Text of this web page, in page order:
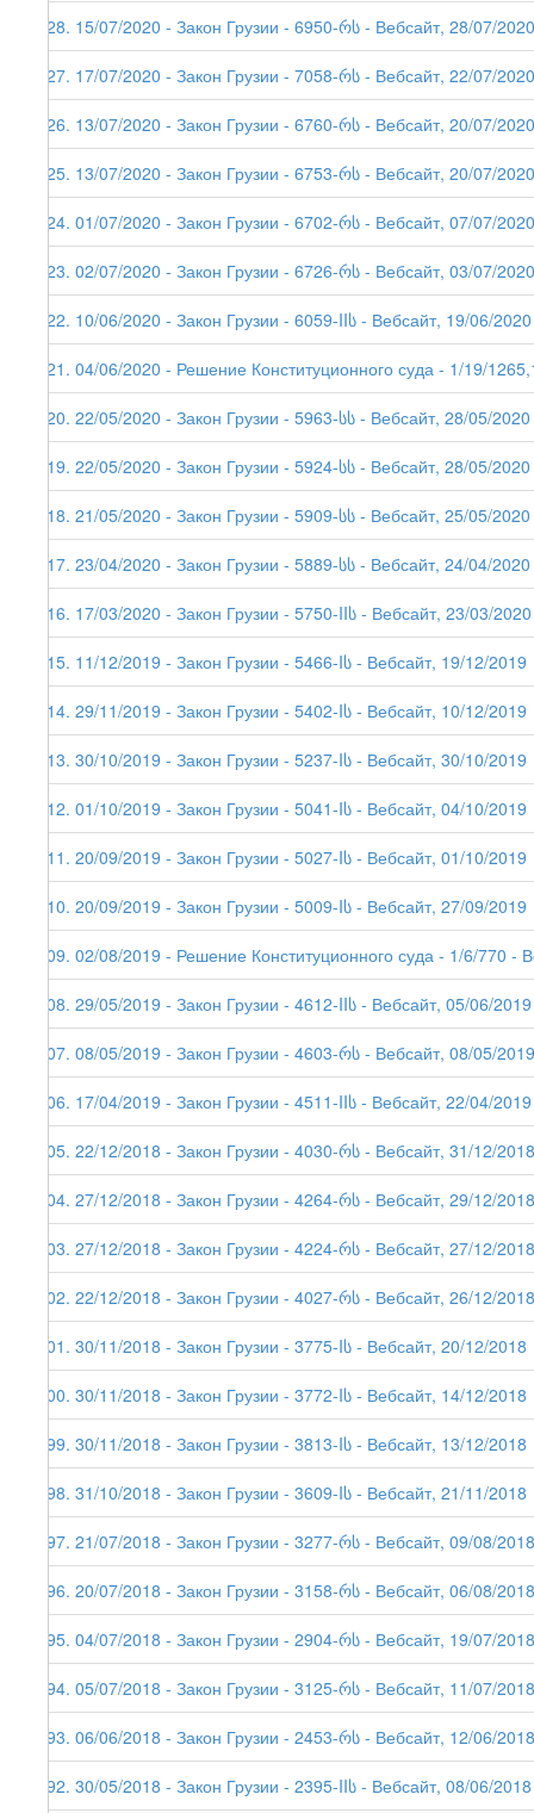
228. 15/07/2020 - Закон Грузии - 6950-რს - Вебсайт, 28/07/2020
227. 17/07/2020 - Закон Грузии - 7058-რს - Вебсайт, 22/07/2020
226. 13/07/2020 - Закон Грузии - 6760-რს - Вебсайт, 20/07/2020
225. 13/07/2020 - Закон Грузии - 6753-რს - Вебсайт, 20/07/2020
224. 01/07/2020 - Закон Грузии - 6702-რს - Вебсайт, 07/07/2020
223. 02/07/2020 - Закон Грузии - 6726-რს - Вебсайт, 03/07/2020
222. 10/06/2020 - Закон Грузии - 6059-IIს - Вебсайт, 19/06/2020
221. 04/06/2020 - Решение Конституционного суда - 1/19/
220. 22/05/2020 - Закон Грузии - 5963-სს - Вебсайт, 28/05/2020
219. 22/05/2020 - Закон Грузии - 5924-სს - Вебсайт, 28/05/2020
218. 21/05/2020 - Закон Грузии - 5909-სს - Вебсайт, 25/05/2020
217. 23/04/2020 - Закон Грузии - 5889-სს - Вебсайт, 24/04/2020
216. 17/03/2020 - Закон Грузии - 5750-IIს - Вебсайт, 23/03/2020
215. 11/12/2019 - Закон Грузии - 5466-Iს - Вебсайт, 19/12/2019
214. 29/11/2019 - Закон Грузии - 5402-Iს - Вебсайт, 10/12/2019
213. 30/10/2019 - Закон Грузии - 5237-Iს - Вебсайт, 30/10/2019
212. 01/10/2019 - Закон Грузии - 5041-Iს - Вебсайт, 04/10/2019
211. 20/09/2019 - Закон Грузии - 5027-Iს - Вебсайт, 01/10/2019
210. 20/09/2019 - Закон Грузии - 5009-Iს - Вебсайт, 27/09/2019
209. 02/08/2019 - Решение Конституционного суда - 1/6/770 -
208. 29/05/2019 - Закон Грузии - 4612-IIს - Вебсайт, 05/06/2019
207. 08/05/2019 - Закон Грузии - 4603-რს - Вебсайт, 08/05/2019
206. 17/04/2019 - Закон Грузии - 4511-IIს - Вебсайт, 22/04/2019
205. 22/12/2018 - Закон Грузии - 4030-რს - Вебсайт, 31/12/2018
204. 27/12/2018 - Закон Грузии - 4264-რს - Вебсайт, 29/12/2018
203. 27/12/2018 - Закон Грузии - 4224-რს - Вебсайт, 27/12/2018
202. 22/12/2018 - Закон Грузии - 4027-რს - Вебсайт, 26/12/2018
201. 30/11/2018 - Закон Грузии - 3775-Iს - Вебсайт, 20/12/2018
200. 30/11/2018 - Закон Грузии - 3772-Iს - Вебсайт, 14/12/2018
199. 30/11/2018 - Закон Грузии - 3813-Iს - Вебсайт, 13/12/2018
198. 31/10/2018 - Закон Грузии - 3609-Iს - Вебсайт, 21/11/2018
197. 21/07/2018 - Закон Грузии - 3277-რს - Вебсайт, 09/08/2018
196. 20/07/2018 - Закон Грузии - 3158-რს - Вебсайт, 06/08/2018
195. 04/07/2018 - Закон Грузии - 2904-რს - Вебсайт, 19/07/2018
194. 05/07/2018 - Закон Грузии - 3125-რს - Вебсайт, 11/07/2018
193. 06/06/2018 - Закон Грузии - 2453-რს - Вебсайт, 12/06/2018
192. 30/05/2018 - Закон Грузии - 2395-IIს - Вебсайт, 08/06/2018